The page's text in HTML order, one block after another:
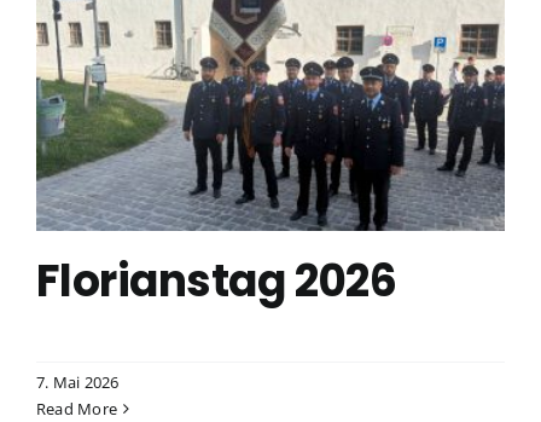
Florianstag 2026
7. Mai 2026
Read More